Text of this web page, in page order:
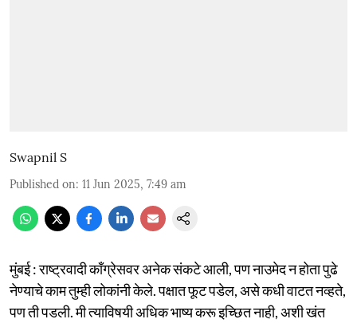
Swapnil S
Published on: 11 Jun 2025, 7:49 am
मुंबई : राष्ट्रवादी काँग्रेसवर अनेक संकटे आली, पण नाउमेद न होता पुढे
नेण्याचे काम तुम्ही लोकांनी केले. पक्षात फूट पडेल, असे कधी वाटत नव्हते,
पण ती पडली. मी त्याविषयी अधिक भाष्य करू इच्छित नाही, अशी खंत